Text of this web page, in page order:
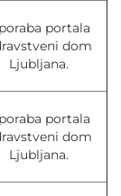
portala
dom
Ljubljana.
portala
dom
Ljubljana.